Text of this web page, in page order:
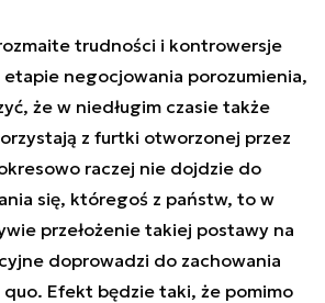
trudności i kontrowersje
etapie negocjowania porozumienia,
że w niedługim czasie także
z furtki otworzonej przez
raczej nie dojdzie do
się, któregoś z państw, to w
przełożenie takiej postawy na
doprowadzi do zachowania
Efekt będzie taki, że pomimo